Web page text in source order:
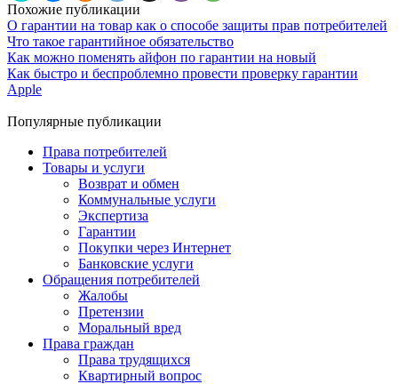
Похожие публикации
О гарантии на товар как о способе защиты прав потребителей
Что такое гарантийное обязательство
Как можно поменять айфон по гарантии на новый
Как быстро и беспроблемно провести проверку гарантии
Apple
Популярные публикации
Права потребителей
Товары и услуги
Возврат и обмен
Коммунальные услуги
Экспертиза
Гарантии
Покупки через Интернет
Банковские услуги
Обращения потребителей
Жалобы
Претензии
Моральный вред
Права граждан
Права трудящихся
Квартирный вопрос